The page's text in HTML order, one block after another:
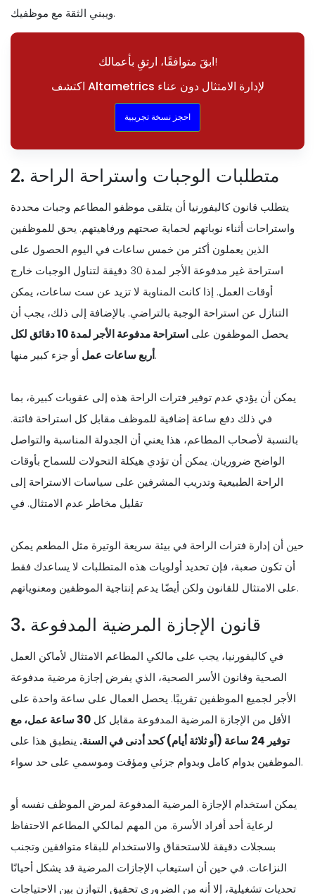
ويبني الثقة مع موظفيك.
ابقَ متوافقًا، ارتقِ بأعمالك!
اكتشف Altametrics لإدارة الامتثال دون عناء
احجز نسخة تجريبية
2. متطلبات الوجبات واستراحة الراحة
يتطلب قانون كاليفورنيا أن يتلقى موظفو المطاعم وجبات محددة
واستراحات أثناء نوباتهم لحماية صحتهم ورفاهيتهم. يحق للموظفين
الذين يعملون أكثر من خمس ساعات في اليوم الحصول على
استراحة غير مدفوعة الأجر لمدة 30 دقيقة لتناول الوجبات خارج
أوقات العمل. إذا كانت المناوبة لا تزيد عن ست ساعات، يمكن
التنازل عن استراحة الوجبة بالتراضي. بالإضافة إلى ذلك، يجب أن
يحصل الموظفون على
استراحة مدفوعة الأجر لمدة 10 دقائق لكل
أربع ساعات عملأو جزء كبير منها.
يمكن أن يؤدي عدم توفير فترات الراحة هذه إلى عقوبات كبيرة، بما
في ذلك دفع ساعة إضافية للموظف مقابل كل استراحة فائتة.
بالنسبة لأصحاب المطاعم، هذا يعني أن الجدولة المناسبة والتواصل
الواضح ضروريان. يمكن أن تؤدي هيكلة التحولات للسماح بأوقات
الراحة الطبيعية وتدريب المشرفين على سياسات الاستراحة إلى
تقليل مخاطر عدم الامتثال. في
حين أن إدارة فترات الراحة في بيئة سريعة الوتيرة مثل المطعم يمكن
أن تكون صعبة، فإن تحديد أولويات هذه المتطلبات لا يساعدك فقط
على الامتثال للقانون ولكن أيضًا يدعم إنتاجية الموظفين ومعنوياتهم.
3. قانون الإجازة المرضية المدفوعة
في كاليفورنيا، يجب على مالكي المطاعم الامتثال لأماكن العمل
الصحية وقانون الأسر الصحية، الذي يفرض إجازة مرضية مدفوعة
الأجر لجميع الموظفين تقريبًا. يحصل العمال على ساعة واحدة على
الأقل من الإجازة المرضية المدفوعة مقابل كل
30 ساعة عمل، مع
توفير 24 ساعة (أو ثلاثة أيام) كحد أدنى في السنة.
ينطبق هذا على
الموظفين بدوام كامل وبدوام جزئي ومؤقت وموسمي على حد سواء.
يمكن استخدام الإجازة المرضية المدفوعة لمرض الموظف نفسه أو
لرعاية أحد أفراد الأسرة. من المهم لمالكي المطاعم الاحتفاظ
بسجلات دقيقة للاستحقاق والاستخدام للبقاء متوافقين وتجنب
النزاعات. في حين أن استيعاب الإجازات المرضية قد يشكل أحيانًا
تحديات تشغيلية، إلا أنه من الضروري تحقيق التوازن بين الاحتياجات